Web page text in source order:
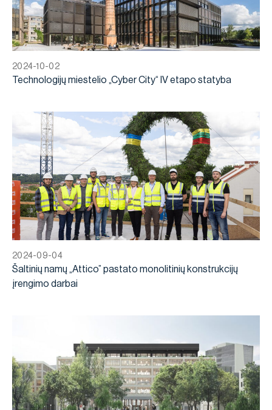
2024-10-02
Technologijų miestelio „Cyber City“ IV etapo statyba
2024-09-04
Šaltinių namų „Attico” pastato monolitinių konstrukcijų
įrengimo darbai